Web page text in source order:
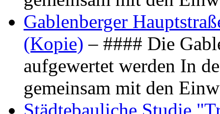
Gablenberger
(Kopie) – #### Die
aufgewertet werden In
gemeinsam mit den
Städtebauliche Studie